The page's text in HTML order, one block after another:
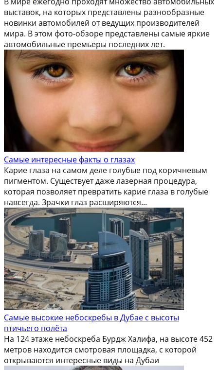
выставок, на которых представлены разнообразные
новинки автомобилей от ведущих производителей
мира. В этом фото-обзоре представлены самые яркие
автомобильные премьеры последних лет.
Самые интересные факты о глазах
Карие глаза на самом деле голубые под коричневым
пигментом. Существует даже лазерная процедура,
которая позволяет превратить карие глаза в голубые
навсегда. Зрачки глаз расширяются...
Самые высокие небоскребы в Дубае с высоты
птичьего полёта
На 124 этаже небоскреба Бурдж Халифа, на высоте 452
метров находится смотровая площадка, с которой
открываются интересные виды на Дубаи